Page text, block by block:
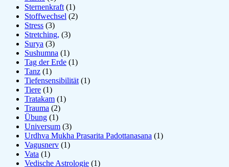
Sternenkraft (1)
Stoffwechsel (2)
Stress (3)
Stretching, (3)
Surya (3)
Sushumna (1)
Tag der Erde (1)
Tanz (1)
Tiefensensibilität (1)
Tiere (1)
Tratakam (1)
Trauma (2)
Übung (1)
Universum (3)
Urdhva Mukha Prasarita Padottanasana (1)
Vagusnerv (1)
Vata (1)
Vedische Astrologie (1)